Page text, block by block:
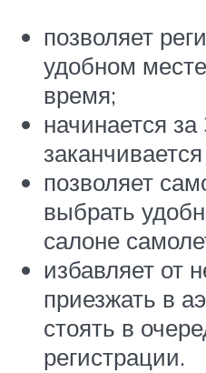
позволяет
удобном
время;
начинается
позволяет
выбрать
салоне
избавляет от
приезжать в
стоять в
регистрации.